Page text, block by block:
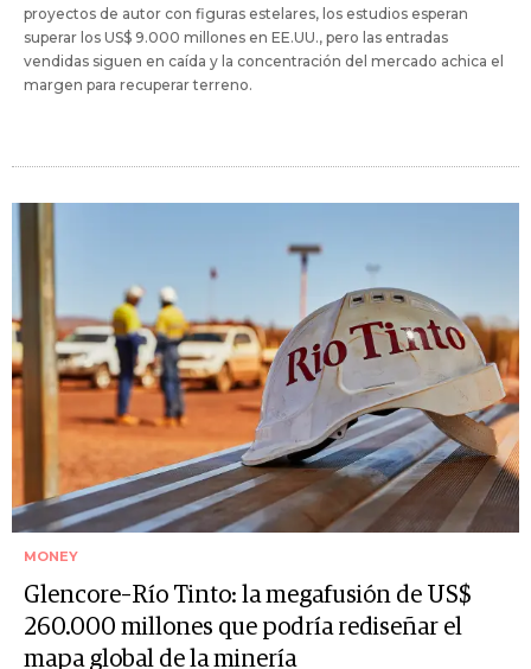
proyectos de autor con figuras estelares, los estudios esperan
superar los US$ 9.000 millones en EE.UU., pero las entradas
vendidas siguen en caída y la concentración del mercado achica el
margen para recuperar terreno.
MONEY
Glencore–Río Tinto: la megafusión de US$
260.000 millones que podría rediseñar el
mapa global de la minería